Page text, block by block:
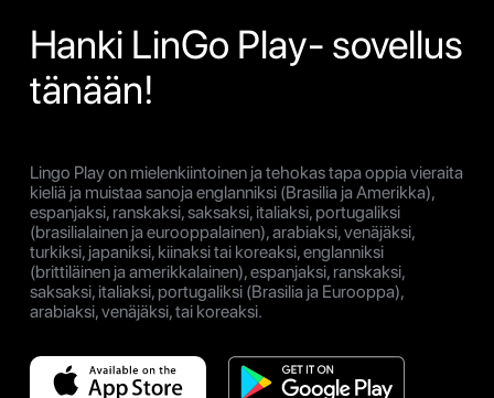
Hanki LinGo Play- sovellus
tänään!
Lingo Play on mielenkiintoinen ja tehokas tapa oppia vieraita
kieliä ja muistaa sanoja englanniksi (Brasilia ja Amerikka),
espanjaksi, ranskaksi, saksaksi, italiaksi, portugaliksi
(brasilialainen ja eurooppalainen), arabiaksi, venäjäksi,
turkiksi, japaniksi, kiinaksi tai koreaksi, englanniksi
(brittiläinen ja amerikkalainen), espanjaksi, ranskaksi,
saksaksi, italiaksi, portugaliksi (Brasilia ja Eurooppa),
arabiaksi, venäjäksi, tai koreaksi.